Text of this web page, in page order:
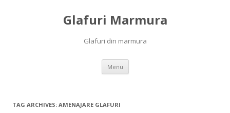
Glafuri Marmura
Glafuri din marmura
Menu Skip to content
TAG ARCHIVES: AMENAJARE GLAFURI